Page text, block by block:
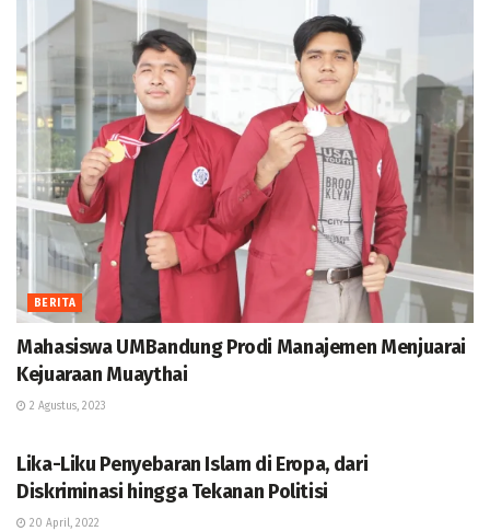
BERITA
Mahasiswa UMBandung Prodi Manajemen Menjuarai
Kejuaraan Muaythai
2 Agustus, 2023
Lika-Liku Penyebaran Islam di Eropa, dari
Diskriminasi hingga Tekanan Politisi
20 April, 2022